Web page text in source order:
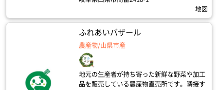
地図
ふれあいバザール
農産物/山県市産
地元の生産者が持ち寄った新鮮な野菜や加工
品を販売している農産物直売所です。隣接す